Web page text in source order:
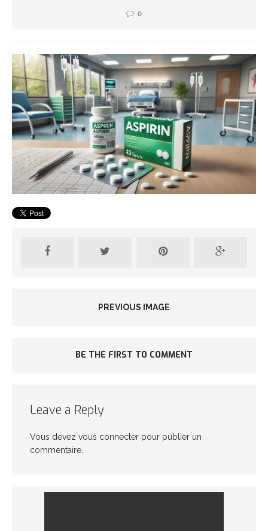
0
PREVIOUS IMAGE
BE THE FIRST TO COMMENT
Leave a Reply
Vous devez vous connecter pour publier un
commentaire.